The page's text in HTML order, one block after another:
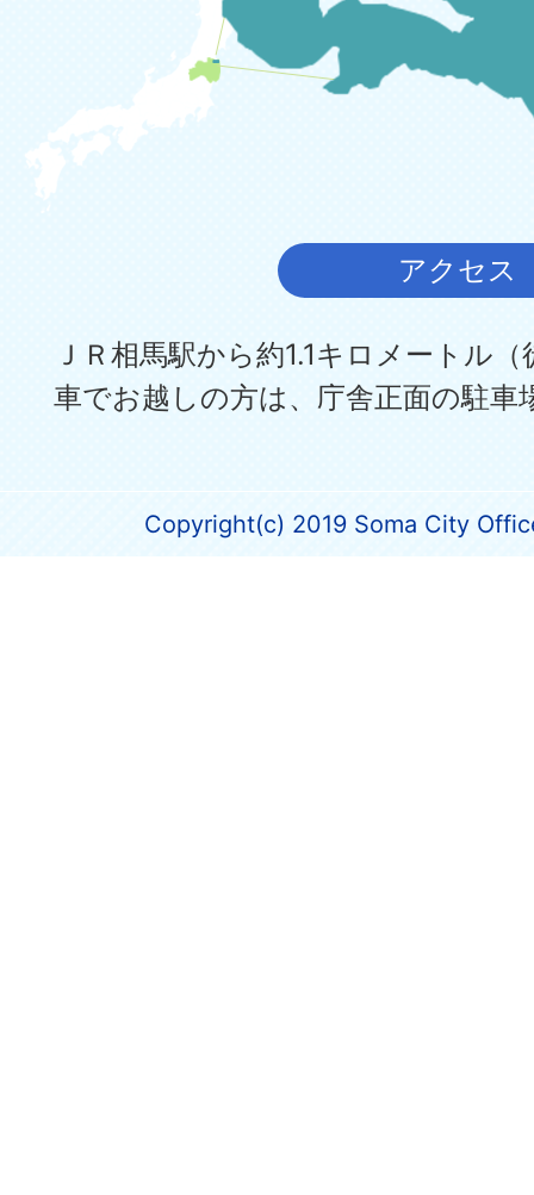
アクセス
ＪＲ相馬駅から約1.1キロメートル
車でお越しの方は、庁舎正面の駐車
Copyright(c) 2019 Soma City